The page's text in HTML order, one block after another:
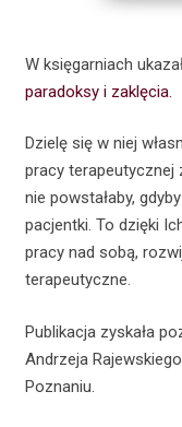
W księgarniach
paradoksy i zaklęcia.
Dzielę się w niej
pracy terapeutycznej
nie powstałaby,
pacjentki. To dzięki
pracy nad sobą,
terapeutyczne.
Publikacja zyskała
Andrzeja
Poznaniu.